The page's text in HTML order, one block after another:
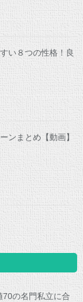
い８つの性格！良
ンまとめ【動画】
の名門私立に合